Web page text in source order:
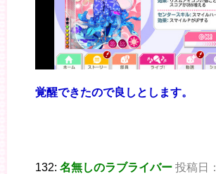
覚醒できたので良しとします。
132: 名無しのラブライバー 投稿日：